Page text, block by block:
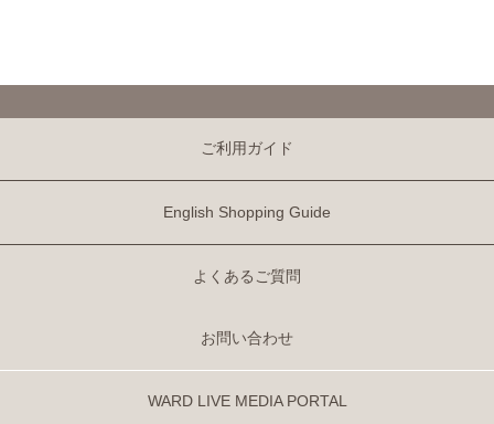
ご利用ガイド
English Shopping Guide
よくあるご質問
お問い合わせ
WARD LIVE MEDIA PORTAL